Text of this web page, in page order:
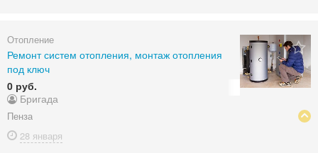
Отопление
Ремонт систем отопления, монтаж отопления
под ключ
0 руб.
Бригада
Пенза
28 января